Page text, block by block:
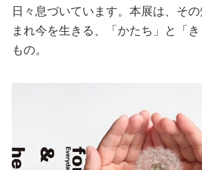
日々息づいています。本展は、そ
まれ今を生きる、「かたち」と「
もの。